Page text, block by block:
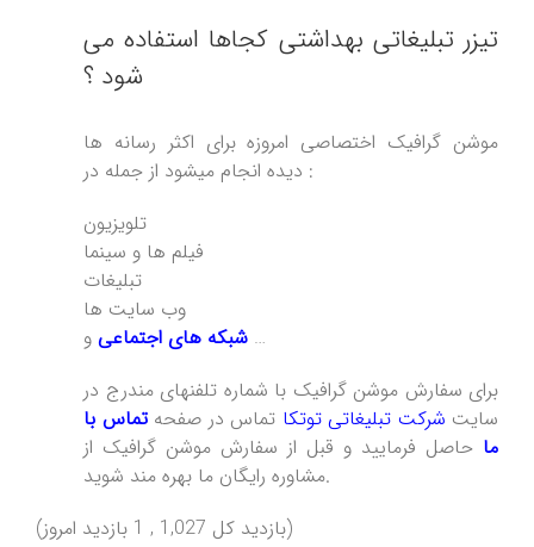
تیزر تبلیغاتی بهداشتی کجاها استفاده می
شود ؟
موشن گرافیک اختصاصی امروزه برای اکثر رسانه ها
دیده انجام میشود از جمله در :
تلویزیون
فیلم ها و سینما
تبلیغات
وب سایت ها
شبکه های اجتماعی و …
برای سفارش موشن گرافیک با شماره تلفنهای مندرج در
سایت شرکت تبلیغاتی توتکا تماس در صفحهتماس با
ما حاصل فرمایید و قبل از سفارش موشن گرافیک از
مشاوره رایگان ما بهره مند شوید.
(بازدید کل 1,027 , 1 بازدید امروز)